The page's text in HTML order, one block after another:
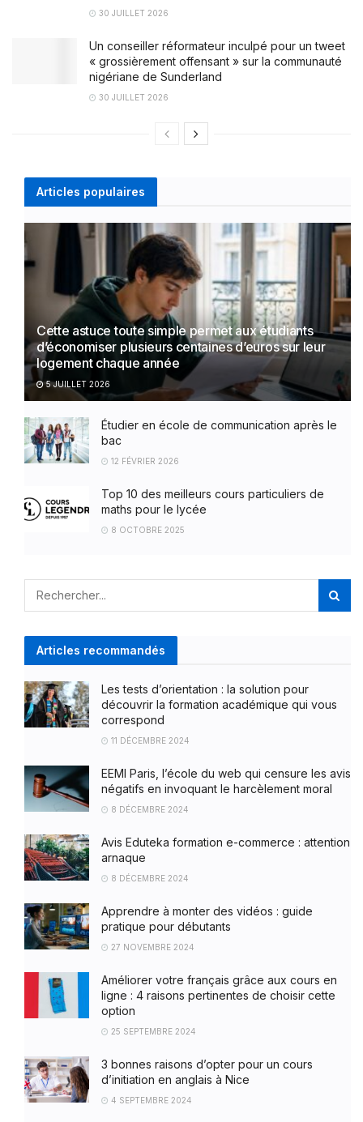
30 JUILLET 2026
Un conseiller réformateur inculpé pour un tweet
« grossièrement offensant » sur la communauté
nigériane de Sunderland
30 JUILLET 2026
Articles populaires
Cette astuce toute simple permet aux étudiants
d’économiser plusieurs centaines d’euros sur leur
logement chaque année
5 JUILLET 2026
Étudier en école de communication après le
bac
12 FÉVRIER 2026
Top 10 des meilleurs cours particuliers de
maths pour le lycée
8 OCTOBRE 2025
Articles recommandés
Les tests d’orientation : la solution pour
découvrir la formation académique qui vous
correspond
11 DÉCEMBRE 2024
EEMI Paris, l’école du web qui censure les avis
négatifs en invoquant le harcèlement moral
8 DÉCEMBRE 2024
Avis Eduteka formation e-commerce : attention
arnaque
8 DÉCEMBRE 2024
Apprendre à monter des vidéos : guide
pratique pour débutants
27 NOVEMBRE 2024
Améliorer votre français grâce aux cours en
ligne : 4 raisons pertinentes de choisir cette
option
25 SEPTEMBRE 2024
3 bonnes raisons d’opter pour un cours
d’initiation en anglais à Nice
4 SEPTEMBRE 2024